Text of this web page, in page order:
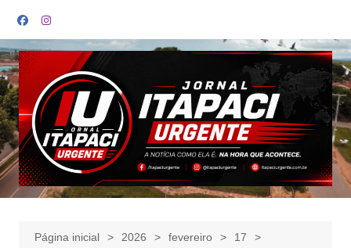
para
o
conteúdo
Página inicial 2026 fevereiro
17